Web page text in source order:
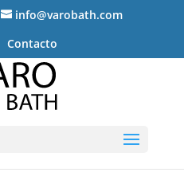
info@varobath.com
Contacto